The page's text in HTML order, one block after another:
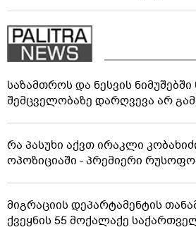
საზამთროს და ნესვის
შემცველობაზე დარღვევა არ
რა პასუხი აქვთ ირაკლი
ოპოზიციაში - პრემიერი
მიგრაციის დეპარტამენტის
ქვეყნის 55 მოქალაქე